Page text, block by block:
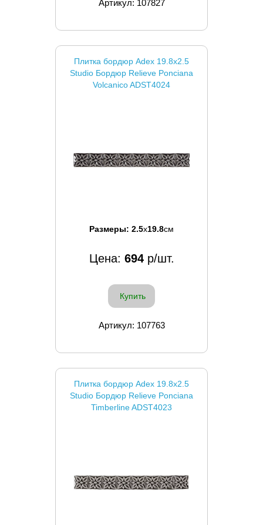
Артикул: 107827
Плитка бордюр Adex 19.8x2.5
Studio Бордюр Relieve Ponciana
Volcanico ADST4024
Размеры: 2.5x19.8см
Цена: 694р/шт.
Купить
Артикул: 107763
Плитка бордюр Adex 19.8x2.5
Studio Бордюр Relieve Ponciana
Timberline ADST4023